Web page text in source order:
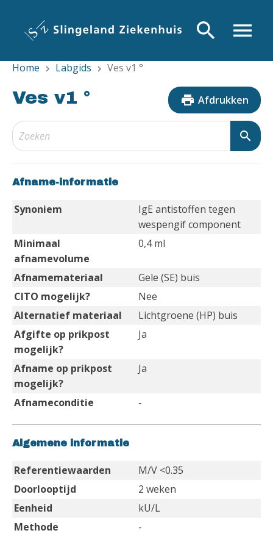
inhoud
menu
search
Home chevron_right Labgids chevron_right Ves v1 °
Ves v1 ° print Afdrukken
search
Afname-informatie
Synoniem
IgE antistoffen tegen
wespengif component
Minimaal
afnamevolume
0,4 ml
Afnamemateriaal
Gele (SE) buis
CITO mogelijk?
Nee
Alternatief materiaal
Lichtgroene (HP) buis
Afgifte op prikpost
mogelijk?
Ja
Afname op prikpost
mogelijk?
Ja
Afnameconditie -
Algemene informatie
Referentiewaarden
M/V <0.35
Doorlooptijd
2 weken
Eenheid
kU/L
Methode
-